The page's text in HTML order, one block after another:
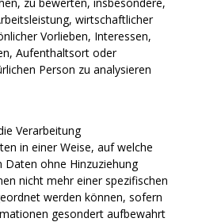
wirtschaftlicher
Vorlieben, Interessen,
Aufenthaltsort oder
Person zu analysieren
Verarbeitung
in einer Weise, auf welche
Daten ohne Hinzuziehung
nicht mehr einer spezifischen
werden können, sofern
gesondert aufbewahrt